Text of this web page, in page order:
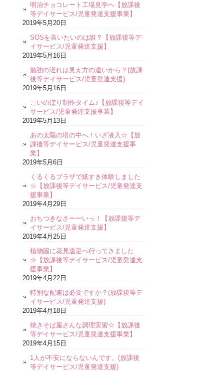
明治チョコレート工場見学へ【放課後
等デイサービス/児童発達支援事業】
2019年5月20日
SOSを言いたいのは誰？【放課後等デ
イサービス/児童発達支援】
2019年5月16日
勉強の遅れは見え方の違いから？(放課
後等デイサービス/児童発達支援)
2019年5月16日
こいのぼり制作タイム♪【放課後等デイ
サービス/児童発達支援事業】
2019年5月13日
あの太陽の塔の中へ！いざ潜入☆【放
課後等デイサービス/児童発達支援事
業】
2019年5月6日
くるくるプラザで紙すき体験しました
☆【放課後等デイサービス/児童発達支
援事業】
2019年4月29日
おちつきなさーーいっ！【放課後等デ
イサービス/児童発達支援】
2019年4月25日
植物園に花見遠足へ行ってきました
☆【放課後等デイサービス/児童発達支
援事業】
2019年4月22日
特別な配慮は必要ですか？(放課後等デ
イサービス/児童発達支援)
2019年4月18日
焼きそば屋さんな調理実習☆【放課後
等デイサービス/児童発達支援事業】
2019年4月15日
1人が不安にならないんです。(放課後
等デイサービス/児童発達支援)